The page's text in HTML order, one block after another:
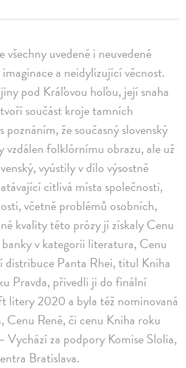
všechny uvedené i neuvedené
a neidylizující věcnost.
pod Kráľovou hoľou, její snaha
součást kroje tamních
poznáním, že současný slovenský
vzdálen folklórnímu obrazu, ale už
vyústily v dílo výsostně
citlivá místa společnosti,
včetně problémů osobních,
kvality této prózy jí získaly Cenu
v kategorii literatura, Cenu
distribuce Panta Rhei, titul Kniha
Pravda, přivedli ji do finální
litery 2020 a byla též nominovaná
Cenu René, či cenu Kniha roku
Vychází za podpory Komise Slolia,
Bratislava.